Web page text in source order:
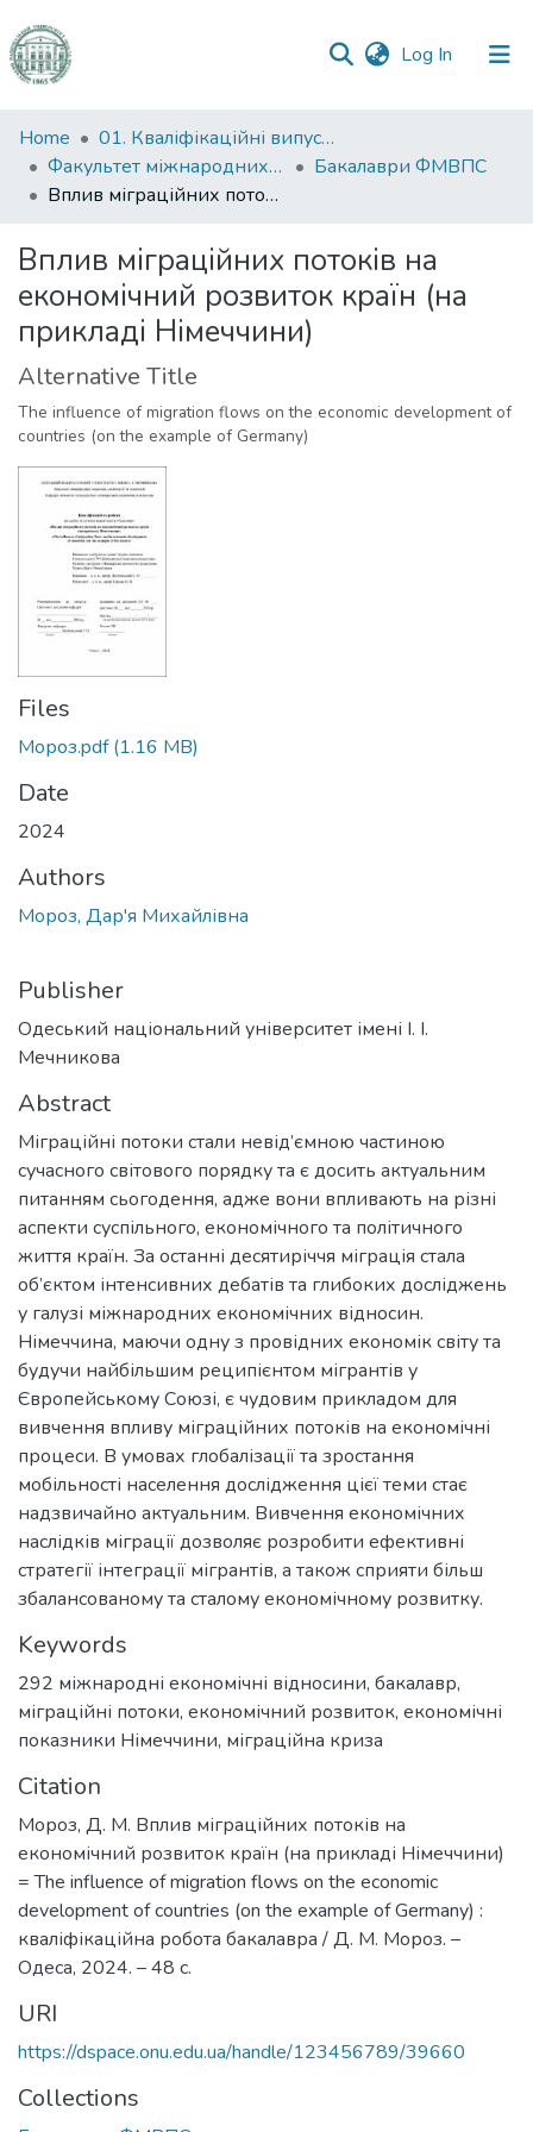
Log In (current)
Communities
&
Collections
Statistics
Home
01. Кваліфікаційні випускні роботи здобувачів вищої освіти
Факультет міжнародних відносин, політології та соціології
Бакалаври ФМВПС
Вплив міграційних потоків на економічний розвиток країн (на прикладі Німеччини)
Вплив міграційних потоків на
економічний розвиток країн (на
прикладі Німеччини)
Alternative Title
The influence of migration flows on the economic development of
countries (on the example of Germany)
Files
Мороз.pdf(1.16 MB)
Date
2024
Authors
Мороз, Дар'я Михайлівна
Publisher
Одеський національний університет імені І. І.
Мечникова
Abstract
Міграційні потоки стали невід’ємною частиною
сучасного світового порядку та є досить актуальним
питанням сьогодення, адже вони впливають на різні
аспекти суспільного, економічного та політичного
життя країн. За останні десятиріччя міграція стала
об’єктом інтенсивних дебатів та глибоких досліджень
у галузі міжнародних економічних відносин.
Німеччина, маючи одну з провідних економік світу та
будучи найбільшим реципієнтом мігрантів у
Європейському Союзі, є чудовим прикладом для
вивчення впливу міграційних потоків на економічні
процеси. В умовах глобалізації та зростання
мобільності населення дослідження цієї теми стає
надзвичайно актуальним. Вивчення економічних
наслідків міграції дозволяє розробити ефективні
стратегії інтеграції мігрантів, а також сприяти більш
збалансованому та сталому економічному розвитку.
Keywords
292 міжнародні економічні відносини, бакалавр,
міграційні потоки, економічний розвиток, економічні
показники Німеччини, міграційна криза
Citation
Мороз, Д. М. Вплив міграційних потоків на
економічний розвиток країн (на прикладі Німеччини)
= The influence of migration flows on the economic
development of countries (on the example of Germany) :
кваліфікаційна робота бакалавра / Д. М. Мороз. –
Одеса, 2024. – 48 с.
URI
https://dspace.onu.edu.ua/handle/123456789/39660
Collections